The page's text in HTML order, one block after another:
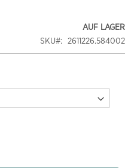
AUF LAGER
SKU
2611226.584002